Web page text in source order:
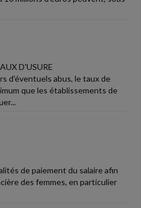
D'USURE
d'éventuels abus, le taux de
que les établissements de
de paiement du salaire afin
des femmes, en particulier